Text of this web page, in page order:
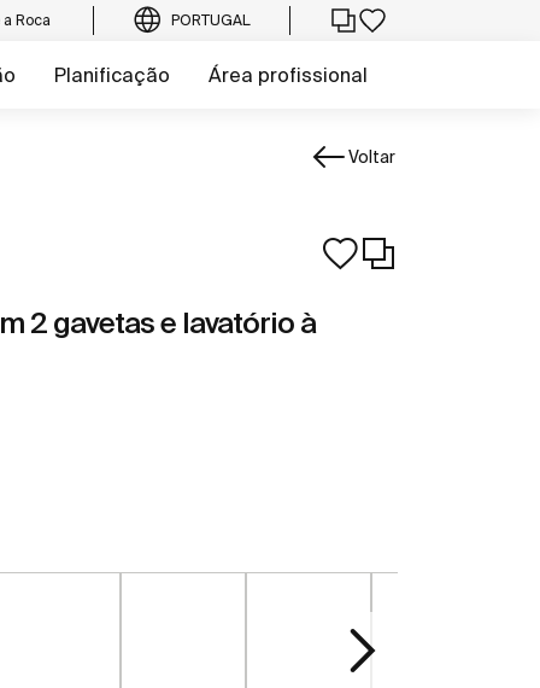
a Roca PORTUGAL
Planificação Área profissional
Voltar
2 gavetas e lavatório à